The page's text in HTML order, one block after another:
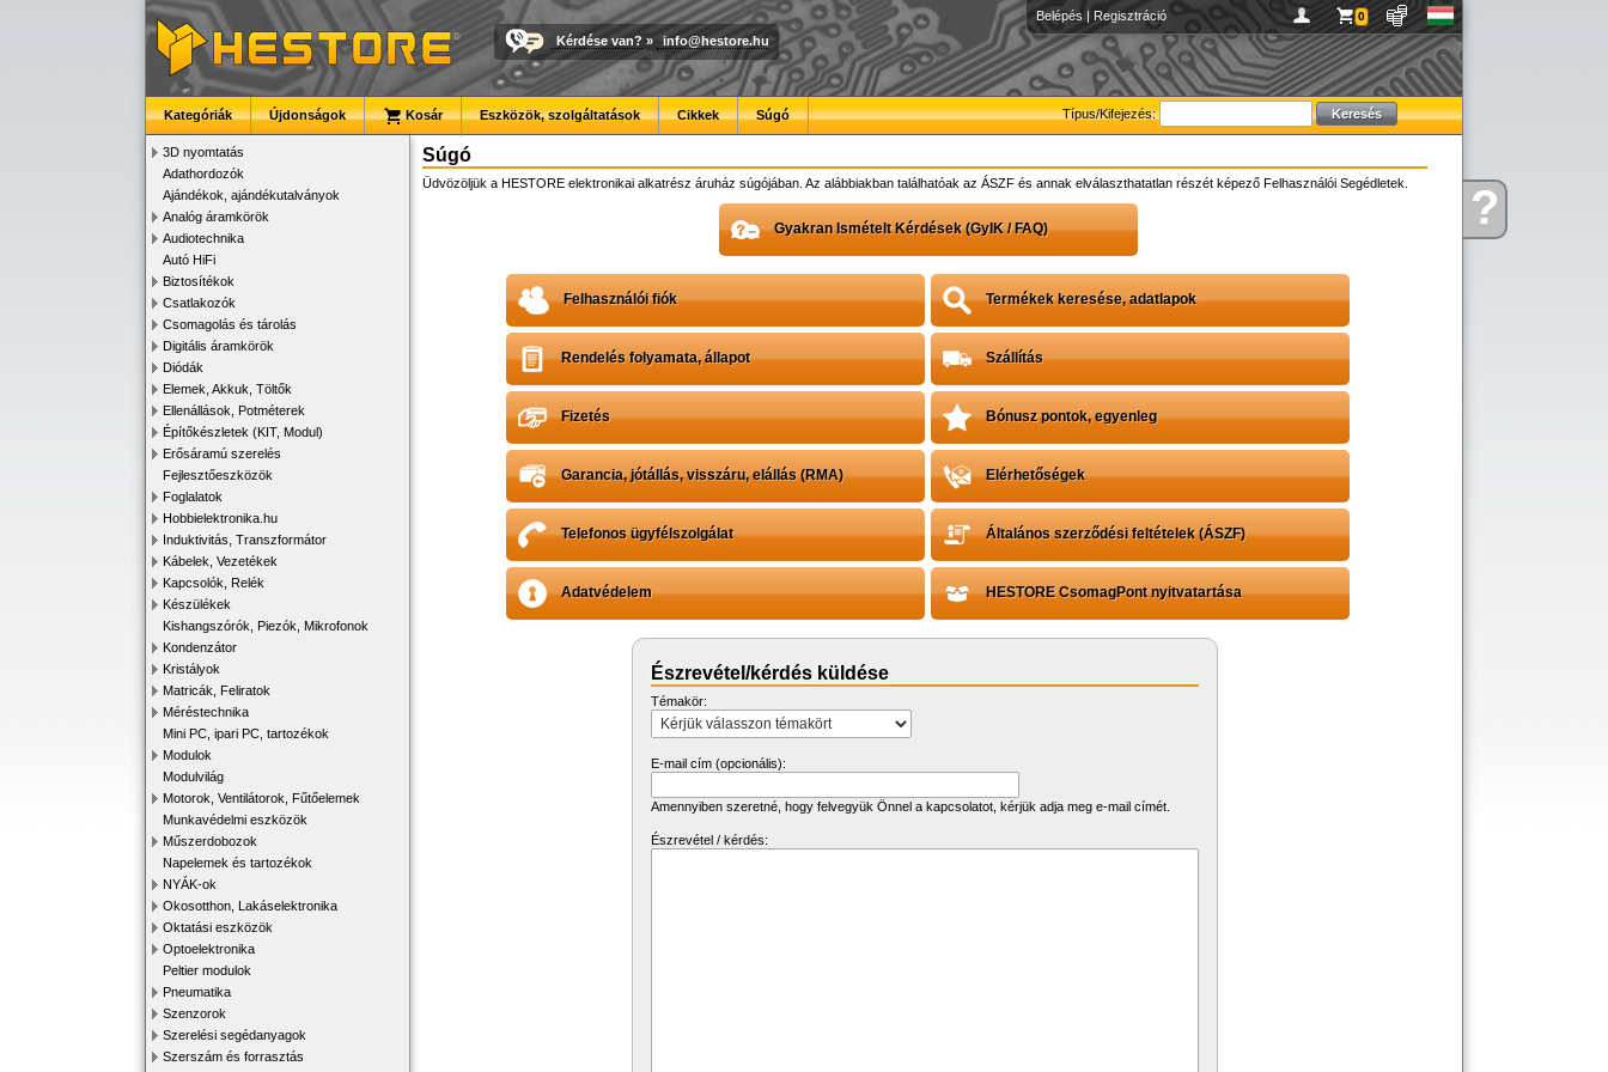
Kérdése?
Belépés | Regisztráció 0
Kérdése van? » info@hestore.hu
Típus/Kifejezés:
Kategóriák Újdonságok Kosár Eszközök, szolgáltatások Cikkek Súgó
3D nyomtatás
Adathordozók
Ajándékok, ajándékutalványok
Analóg áramkörök
Audiotechnika
Autó HiFi
Biztosítékok
Csatlakozók
Csomagolás és tárolás
Digitális áramkörök
Diódák
Elemek, Akkuk, Töltők
Ellenállások, Potméterek
Építőkészletek (KIT, Modul)
Erősáramú szerelés
Fejlesztőeszközök
Foglalatok
Hobbielektronika.hu
Induktivitás, Transzformátor
Kábelek, Vezetékek
Kapcsolók, Relék
Készülékek
Kishangszórók, Piezók, Mikrofonok
Kondenzátor
Kristályok
Matricák, Feliratok
Méréstechnika
Mini PC, ipari PC, tartozékok
Modulok
Modulvilág
Motorok, Ventilátorok, Fűtőelemek
Munkavédelmi eszközök
Műszerdobozok
Napelemek és tartozékok
NYÁK-ok
Okosotthon, Lakáselektronika
Oktatási eszközök
Optoelektronika
Peltier modulok
Pneumatika
Szenzorok
Szerelési segédanyagok
Szerszám és forrasztás
Súgó
Üdvözöljük a HESTORE elektronikai alkatrész áruház súgójában. Az alábbiakban találhatóak az ÁSZF és annak elválaszthatatlan részét képező Felhasználói Segédletek.
Gyakran Ismételt Kérdések (GyIK / FAQ)
Felhasználói fiók Termékek keresése, adatlapok
Rendelés folyamata, állapot Szállítás
Fizetés Bónusz pontok, egyenleg
Garancia, jótállás, visszáru, elállás (RMA) Elérhetőségek
Telefonos ügyfélszolgálat Általános szerződési feltételek (ÁSZF)
Adatvédelem HESTORE CsomagPont nyitvatartása
Észrevétel/kérdés küldése
Témakör:
E-mail cím (opcionális):
Amennyiben szeretné, hogy felvegyük Önnel a kapcsolatot, kérjük adja meg e-mail címét.
Észrevétel / kérdés: